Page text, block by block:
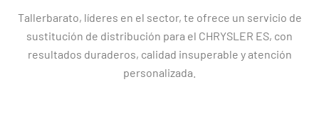
Tallerbarato, líderes en el sector, te ofrece un servicio de
sustitución de distribución para el CHRYSLER ES, con
resultados duraderos, calidad insuperable y atención
personalizada.